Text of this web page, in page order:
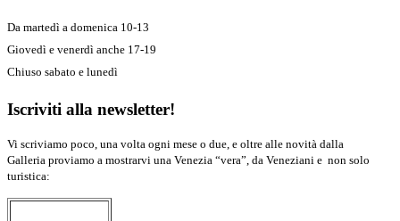
Da martedì a domenica 10-13
Giovedì e venerdì anche 17-19
Chiuso sabato e lunedì
Iscriviti alla newsletter!
Vi scriviamo poco, una volta ogni mese o due, e oltre alle novità dalla
Galleria proviamo a mostrarvi una Venezia “vera”, da Veneziani e non solo
turistica: